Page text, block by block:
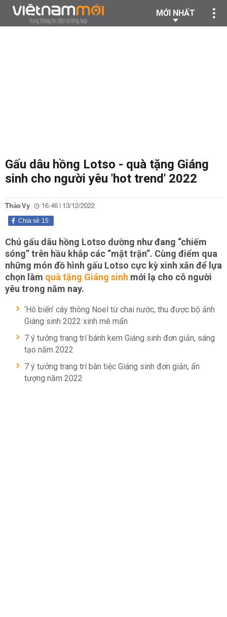
MỚI NHẤT
Gấu dâu hồng Lotso - quà tặng Giáng
sinh cho người yêu 'hot trend' 2022
Thảo Vy 16:46 | 13/12/2022
15
Chia sẻ
Chú gấu dâu hồng Lotso dường như đang “chiếm
sóng” trên hầu khắp các “mặt trận”. Cùng điểm qua
những món đồ hình gấu Lotso cực kỳ xinh xắn để lựa
chọn làm quà tặng Giáng sinh mới lạ cho cô người
yêu trong năm nay.
‘Hô biến’ cây thông Noel từ chai nước, thu được bộ ảnh
Giáng sinh 2022 xinh mê mẩn
7 ý tưởng trang trí bánh kem Giáng sinh đơn giản, sáng
tạo năm 2022
7 ý tưởng trang trí bàn tiệc Giáng sinh đơn giản, ấn
tượng năm 2022